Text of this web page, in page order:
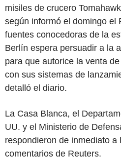
misiles de crucero
según informó el domingo el
fuentes conocedoras de la
Berlín espera persuadir a la
para que autorice la venta
con sus sistemas de
detalló el diario.
La Casa Blanca, el
UU. y el Ministerio de
respondieron de inmediato a
comentarios de Reuters.